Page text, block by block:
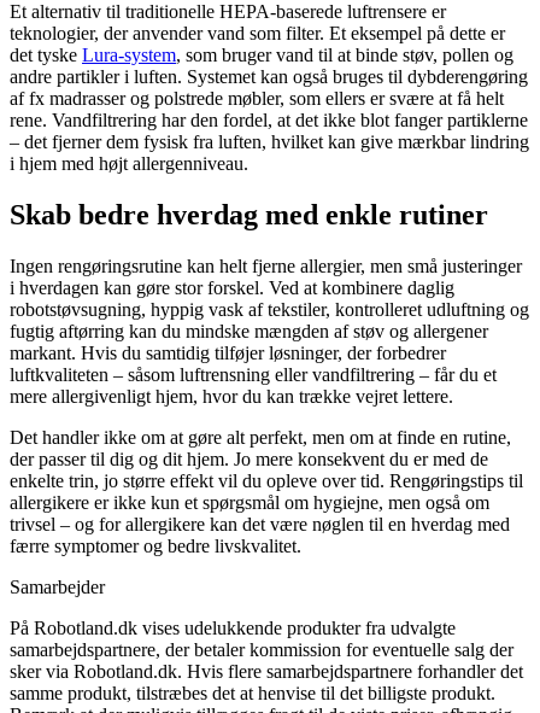
Et alternativ til traditionelle HEPA-baserede luftrensere er
teknologier, der anvender vand som filter. Et eksempel på dette er
det tyske Lura-system, som bruger vand til at binde støv, pollen og
andre partikler i luften. Systemet kan også bruges til dybderengøring
af fx madrasser og polstrede møbler, som ellers er svære at få helt
rene. Vandfiltrering har den fordel, at det ikke blot fanger partiklerne
– det fjerner dem fysisk fra luften, hvilket kan give mærkbar lindring
i hjem med højt allergenniveau.
Skab bedre hverdag med enkle rutiner
Ingen rengøringsrutine kan helt fjerne allergier, men små justeringer
i hverdagen kan gøre stor forskel. Ved at kombinere daglig
robotstøvsugning, hyppig vask af tekstiler, kontrolleret udluftning og
fugtig aftørring kan du mindske mængden af støv og allergener
markant. Hvis du samtidig tilføjer løsninger, der forbedrer
luftkvaliteten – såsom luftrensning eller vandfiltrering – får du et
mere allergivenligt hjem, hvor du kan trække vejret lettere.
Det handler ikke om at gøre alt perfekt, men om at finde en rutine,
der passer til dig og dit hjem. Jo mere konsekvent du er med de
enkelte trin, jo større effekt vil du opleve over tid. Rengøringstips til
allergikere er ikke kun et spørgsmål om hygiejne, men også om
trivsel – og for allergikere kan det være nøglen til en hverdag med
færre symptomer og bedre livskvalitet.
Samarbejder
På Robotland.dk vises udelukkende produkter fra udvalgte
samarbejdspartnere, der betaler kommission for eventuelle salg der
sker via Robotland.dk. Hvis flere samarbejdspartnere forhandler det
samme produkt, tilstræbes det at henvise til det billigste produkt.